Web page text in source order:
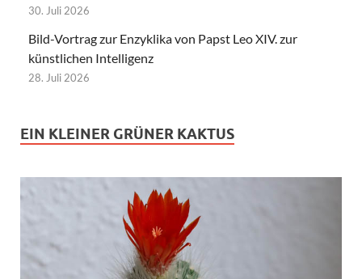
30. Juli 2026
Bild-Vortrag zur Enzyklika von Papst Leo XIV. zur
künstlichen Intelligenz
28. Juli 2026
EIN KLEINER GRÜNER KAKTUS